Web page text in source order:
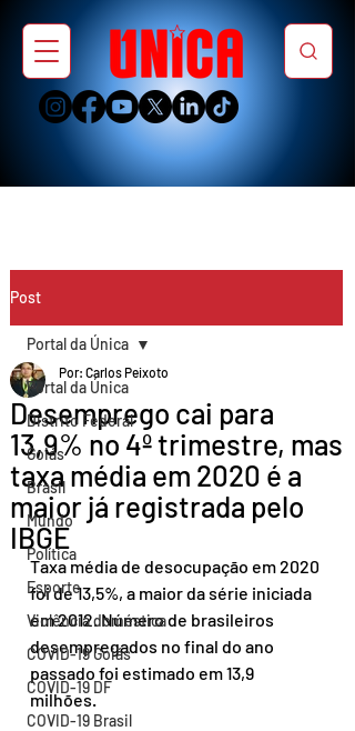
Post
Portal da Única
Distrito Federal
Goiás
Brasil
Mundo
Política
Esporte
Violência doméstica
COVID-19 Goiás
COVID-19 DF
COVID-19 Brasil
Portal da Única
Desemprego cai para
13,9% no 4º trimestre, mas
taxa média em 2020 é a
maior já registrada pelo
IBGE
Por: Carlos Peixoto
Taxa média de desocupação em 2020
foi de 13,5%, a maior da série iniciada
em 2012. Número de brasileiros
desempregados no final do ano
passado foi estimado em 13,9
milhões.